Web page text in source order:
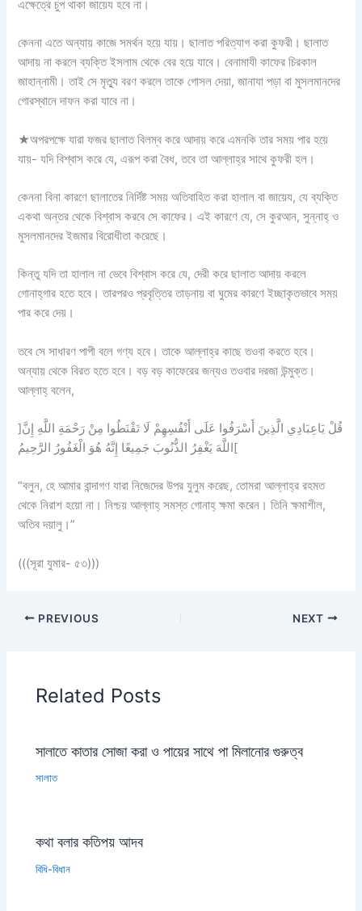
এক্ষেত্রে চুপ থাকা জায়েয হবে না।
কেননা এতে অন্যায় কাজে সমর্থন হয়ে যায়। ছালাত পরিত্যাগ করা কুফরী। ছালাত
আদায় না করলে ব্যক্তি ইসলাম থেকে বের হয়ে যাবে। বেনামাযী কাফের চিরকাল
জাহান্নামী। তাই সে মৃত্যু বরণ করলে তাকে গোসল দেয়া, জানাযা পড়া বা মুসলমানদের
গোরস্থানে দাফন করা যাবে না।
★অপরপক্ষে যারা ফজর ছালাত বিলম্ব করে আদায় করে এমনকি তার সময় পার হয়ে
যায়- যদি বিশ্বাস করে যে, এরূপ করা বৈধ, তবে তা আল্লাহ্‌র সাথে কুফরী হল।
কেননা বিনা কারণে ছালাতের নির্দিষ্ট সময় অতিবাহিত করা হালাল বা জায়েয, যে ব্যক্তি
একথা অন্তর থেকে বিশ্বাস করবে সে কাফের। এই কারণে যে, সে কুরআন, সুন্নাহ্‌ ও
মুসলমানদের ইজমার বিরোধীতা করেছে।
কিন্তু যদি তা হালাল না ভেবে বিশ্বাস করে যে, দেরী করে ছালাত আদায় করলে
গোনাহ্‌গার হতে হবে। তারপরও প্রবৃত্তির তাড়নায় বা ঘুমের কারণে ইচ্ছাকৃতভাবে সময়
পার করে দেয়।
তবে সে সাধারণ পাপী বলে গণ্য হবে। তাকে আল্লাহ্‌র কাছে তওবা করতে হবে।
অন্যায় থেকে বিরত হতে হবে। বড় বড় কাফেরের জন্যও তওবার দরজা উন্মুক্ত।
আল্লাহ্‌ বলেন,
]قُلْ يَاعِبَادِي الَّذِينَ أَسْرَفُوا عَلَى أَنْفُسِهِمْ لَا تَقْنَطُوا مِنْ رَحْمَةِ اللَّهِ إِنَّ
اللَّهَ يَغْفِرُ الذُّنُوبَ جَمِيعًا إِنَّهُ هُوَ الْغَفُورُ الرَّحِيمُ[
“বলুন, হে আমার বান্দাগণ যারা নিজেদের উপর যুলুম করেছ, তোমরা আল্লাহ্‌র রহমত
থেকে নিরাশ হয়ো না। নিশ্চয় আল্লাহ্‌ সমস্ত গোনাহ্‌ ক্ষমা করেন। তিনি ক্ষমাশীল,
অতিব দয়ালু।”
(((সূরা যুমার- ৫৩)))
PREVIOUS NEXT
Related Posts
সালাতে কাতার সোজা করা ও পায়ের সাথে পা মিলানোর গুরুত্ব
সালাত
কথা বলার কতিপয় আদব
বিধি-বিধান